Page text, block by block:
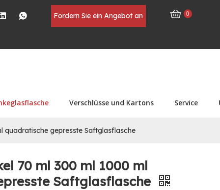
Fordern Sie ein Angebot an 0
Verschlüsse und Kartons Service
quadratische gepresste Saftglasflasche
70 ml 300 ml 1000 ml
Saftglasflasche